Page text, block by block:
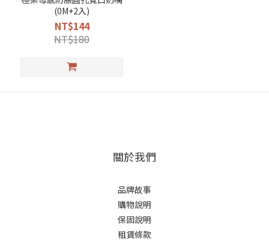
(0M+2入)
NT$144
NT$180
關於我們
品牌故事
購物說明
保固說明
租賃條款